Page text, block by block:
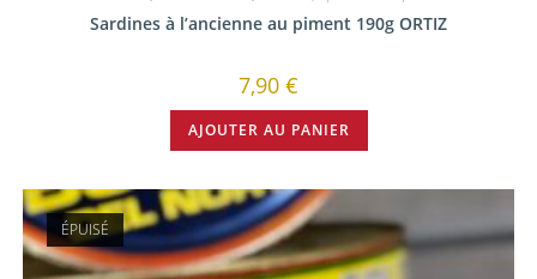
Sardines à l’ancienne au piment 190g ORTIZ
7,90 €
AJOUTER AU PANIER
ÉPUISÉ